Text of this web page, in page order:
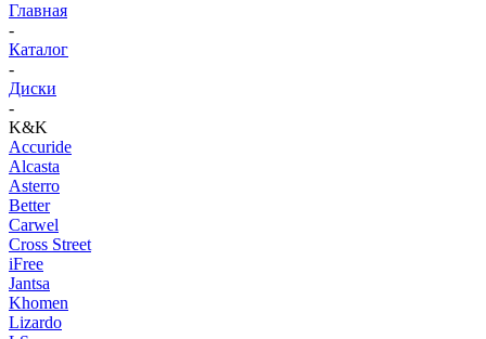
Главная
-
Каталог
-
Диски
-
K&K
Accuride
Alcasta
Asterro
Better
Carwel
Cross Street
iFree
Jantsa
Khomen
Lizardo